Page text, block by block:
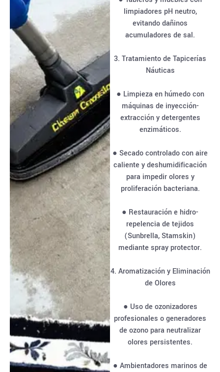
limpiadores pH neutro,
evitando dañinos
acumuladores de sal.
3. Tratamiento de Tapicerías
Náuticas
● Limpieza en húmedo con
máquinas de inyección-
extracción y detergentes
enzimáticos.
● Secado controlado con aire
caliente y deshumidificación
para impedir olores y
proliferación bacteriana.
● Restauración e hidro-
repelencia de tejidos
(Sunbrella, Stamskin)
mediante spray protector.
4. Aromatización y Eliminación
de Olores
● Uso de ozonizadores
profesionales o generadores
de ozono para neutralizar
olores persistentes.
● Ambientadores marinos de